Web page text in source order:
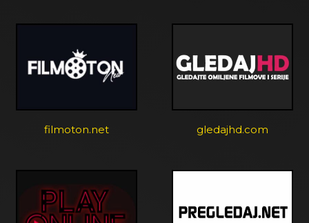
filmoton.net gledajhd.com